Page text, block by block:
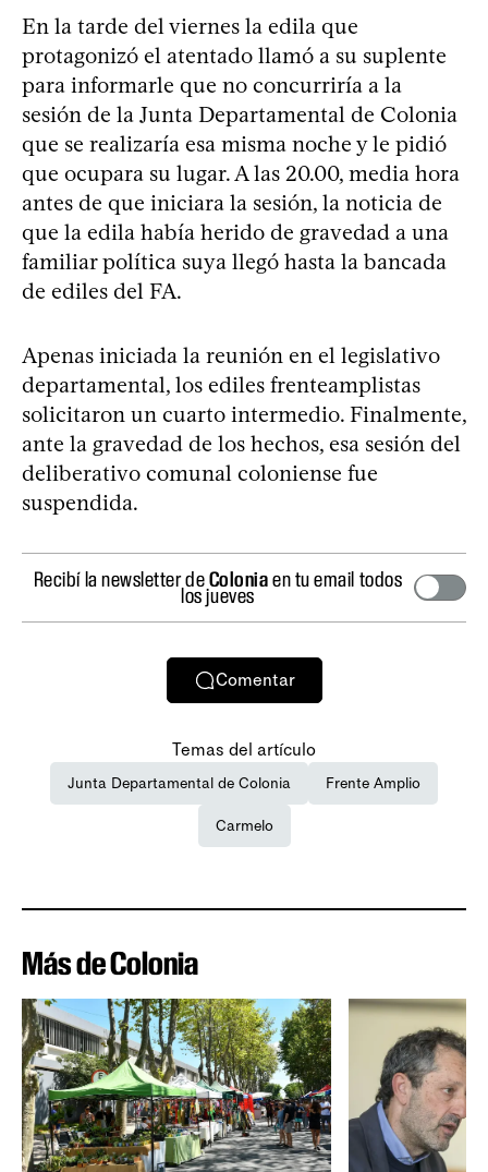
En la tarde del viernes la edila que
protagonizó el atentado llamó a su suplente
para informarle que no concurriría a la
sesión de la Junta Departamental de Colonia
que se realizaría esa misma noche y le pidió
que ocupara su lugar. A las 20.00, media hora
antes de que iniciara la sesión, la noticia de
que la edila había herido de gravedad a una
familiar política suya llegó hasta la bancada
de ediles del FA.
Apenas iniciada la reunión en el legislativo
departamental, los ediles frenteamplistas
solicitaron un cuarto intermedio. Finalmente,
ante la gravedad de los hechos, esa sesión del
deliberativo comunal coloniense fue
suspendida.
Recibí la newsletter deColoniaen tu email todos
los jueves
Comentar
Temas del artículo
Junta Departamental de Colonia Frente Amplio
Carmelo
Más de Colonia